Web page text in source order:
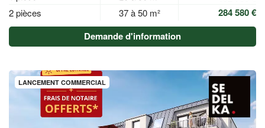
2 pièces 37 à 50 m²
284 580 €
Demande d'information
LANCEMENT COMMERCIAL